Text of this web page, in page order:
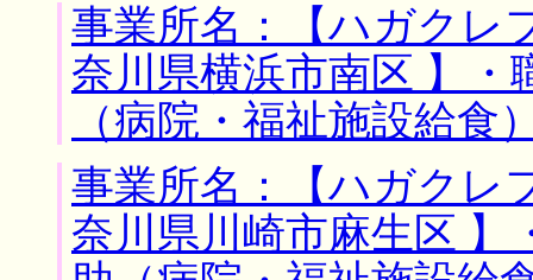
事業所名：【ハガクレ
奈川県横浜市南区 】・
（病院・福祉施設給食
事業所名：【ハガクレ
奈川県川崎市麻生区 】